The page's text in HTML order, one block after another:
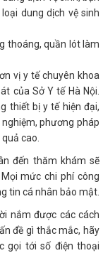
dung dịch vệ sinh
thoáng, quần lót làm
vị y tế chuyên khoa
của Sở Y tế Hà Nội.
thiết bị y tế hiện đại,
phương pháp
cao.
đến thăm khám sẽ
mức chi phí công
tin cá nhân bảo mật.
nắm được các cách
đề gì thắc mắc, hãy
gọi tới số điện thoại